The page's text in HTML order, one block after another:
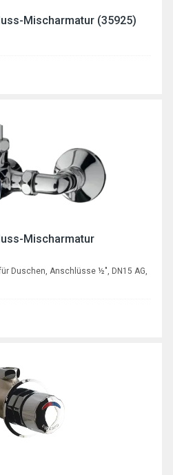
Mischarmatur (35925)
Mischarmatur
Duschen, Anschlüsse ½", DN15 AG,